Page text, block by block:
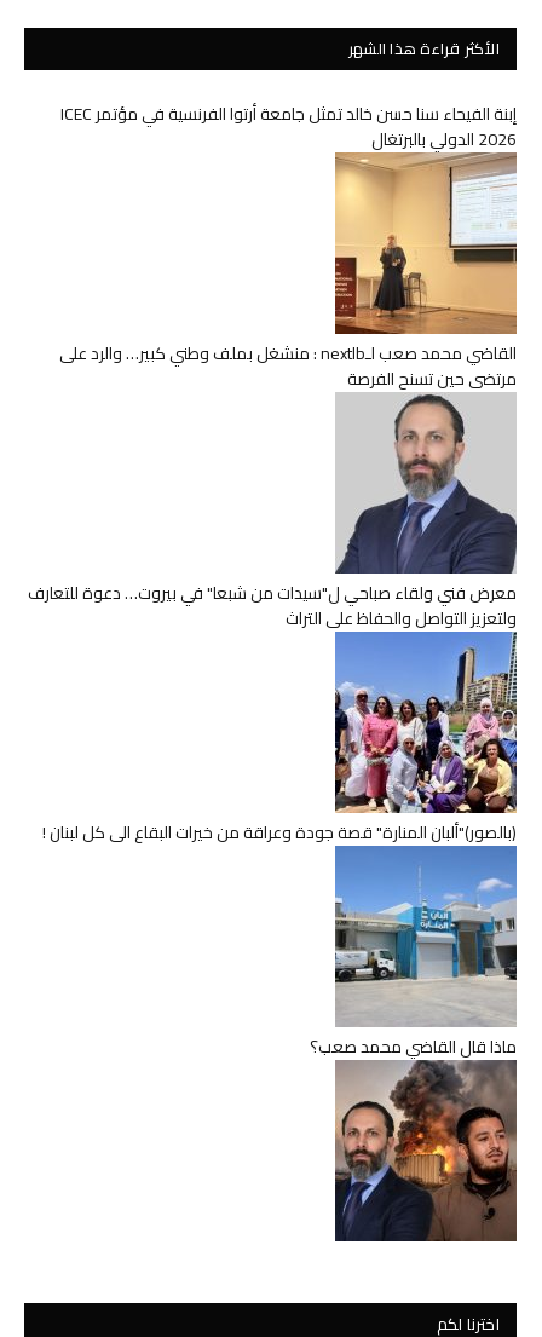
الأكثر قراءة هذا الشهر
إبنة الفيحاء سنا حسن خالد تمثل جامعة أرتوا الفرنسية في مؤتمر ICEC
2026 الدولي بالبرتغال
القاضي محمد صعب لـnextlb : منشغل بملف وطني كبير… والرد على
مرتضى حين تسنح الفرصة
معرض فني ولقاء صباحي ل"سيدات من شبعا" في بيروت… دعوة للتعارف
ولتعزيز التواصل والحفاظ على التراث
(بالصور)"ألبان المنارة" قصة جودة وعراقة من خيرات البقاع الى كل لبنان !
ماذا قال القاضي محمد صعب؟
اخترنا لكم